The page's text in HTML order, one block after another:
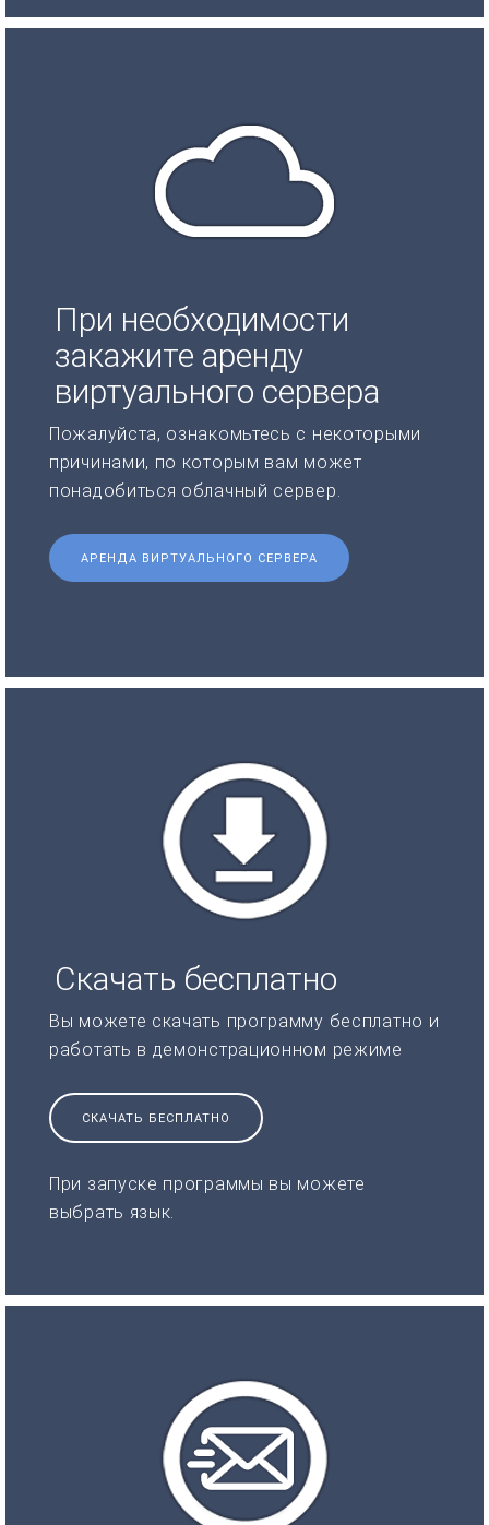
При необходимости
закажите аренду
виртуального сервера
Пожалуйста, ознакомьтесь с некоторыми
причинами, по которым вам может
понадобиться облачный сервер.
АРЕНДА ВИРТУАЛЬНОГО СЕРВЕРА
Скачать бесплатно
Вы можете скачать программу бесплатно и
работать в демонстрационном режиме
СКАЧАТЬ БЕСПЛАТНО
При запуске программы вы можете
выбрать язык.